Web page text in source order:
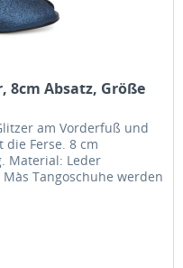
8cm Absatz, Größe
am Vorderfuß und
Ferse. 8 cm
Material: Leder
Tangoschuhe werden